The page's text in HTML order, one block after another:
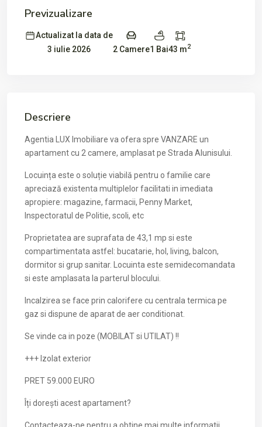
Previzualizare
Actualizat la data de
3 iulie 2026
2 Camere1 Bai43 m2
Descriere
Agentia LUX Imobiliare va ofera spre VANZARE un
apartament cu 2 camere, amplasat pe Strada Alunisului.
Locuința este o soluție viabilă pentru o familie care
apreciază existenta multiplelor facilitati in imediata
apropiere: magazine, farmacii, Penny Market,
Inspectoratul de Politie, scoli, etc
Proprietatea are suprafata de 43,1 mp si este
compartimentata astfel: bucatarie, hol, living, balcon,
dormitor si grup sanitar. Locuinta este semidecomandata
si este amplasata la parterul blocului.
Incalzirea se face prin calorifere cu centrala termica pe
gaz si dispune de aparat de aer conditionat.
Se vinde ca in poze (MOBILAT si UTILAT) !!
+++ Izolat exterior
PRET 59.000 EURO
Îți dorești acest apartament?